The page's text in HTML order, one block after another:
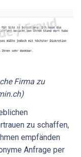
Firma zu
zu schaffen,
empfänden
Anfrage per